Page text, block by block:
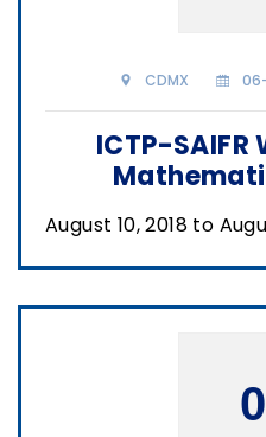
CDMX
ICTP-
August 10, 2018 to